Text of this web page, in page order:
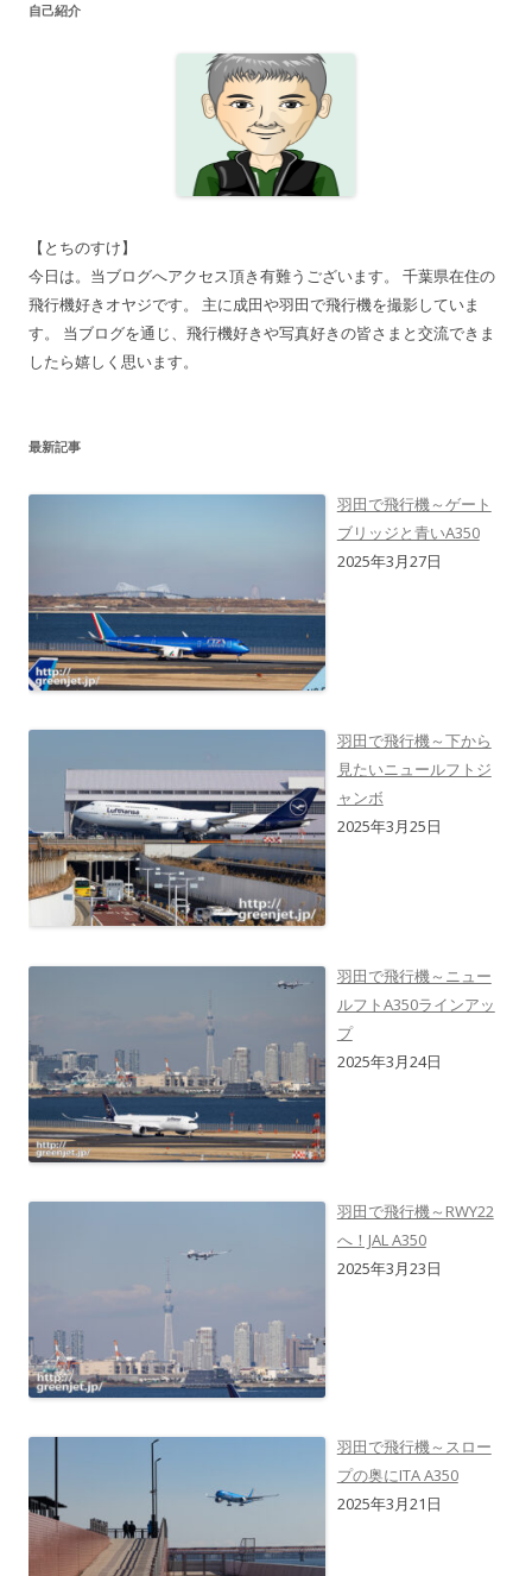
自己紹介
【とちのすけ】
今日は。当ブログへアクセス頂き有難うございます。 千葉県在住の
飛行機好きオヤジです。 主に成田や羽田で飛行機を撮影していま
す。 当ブログを通じ、飛行機好きや写真好きの皆さまと交流できま
したら嬉しく思います。
最新記事
羽田で飛行機～ゲート
ブリッジと青いA350
2025年3月27日
羽田で飛行機～下から
見たいニュールフトジ
ャンボ
2025年3月25日
羽田で飛行機～ニュー
ルフトA350ラインアッ
プ
2025年3月24日
羽田で飛行機～RWY22
へ！JAL A350
2025年3月23日
羽田で飛行機～スロー
プの奥にITA A350
2025年3月21日